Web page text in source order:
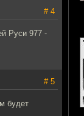
# 4
Руси 977 -
# 5
будет